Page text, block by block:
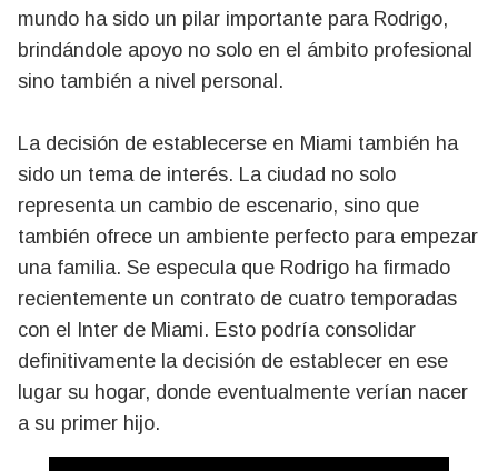
mundo ha sido un pilar importante para Rodrigo,
brindándole apoyo no solo en el ámbito profesional
sino también a nivel personal.
La decisión de establecerse en Miami también ha
sido un tema de interés. La ciudad no solo
representa un cambio de escenario, sino que
también ofrece un ambiente perfecto para empezar
una familia. Se especula que Rodrigo ha firmado
recientemente un contrato de cuatro temporadas
con el Inter de Miami. Esto podría consolidar
definitivamente la decisión de establecer en ese
lugar su hogar, donde eventualmente verían nacer
a su primer hijo.